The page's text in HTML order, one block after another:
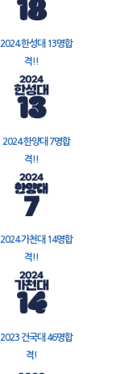
2024 한성대 13명합
격!!
2024 한양대 7명합
격!!
2024 가천대 14명합
격!!
2023 건국대 46명합
격!